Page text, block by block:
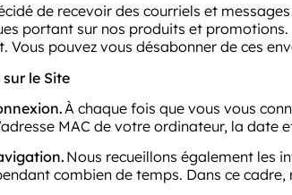
de recevoir des courriels et
portant sur nos produits et
Vous pouvez vous désabonner de ces
le Site
À chaque fois que vous vous
MAC de votre ordinateur, la date
Nous recueillons également les
combien de temps. Dans ce